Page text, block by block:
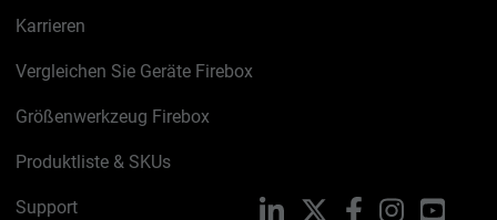
Karrieren
Vergleichen Sie Geräte Firebox
Größenwerkzeug Firebox
Produktliste & SKUs
Support LinkedIn FacebookInstagram